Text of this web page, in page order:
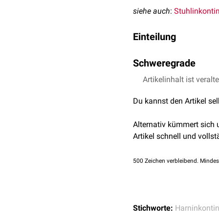
siehe auch:
Einteilung
Harninkontinenz
Dranginkontinenz:
einhergeht.
Post-miktionelles
Diesem Schema steht
Reflexinkontinenz
Schweregrade
Die Harninkontinenz
Schweregrad
Tröpfelinkontinenz
Artikelinhalt ist
Du kannst den Artikel
Alternativ kümmert sich
Artikel schnell und
500 Zeichen verbleibend.
Stichworte: